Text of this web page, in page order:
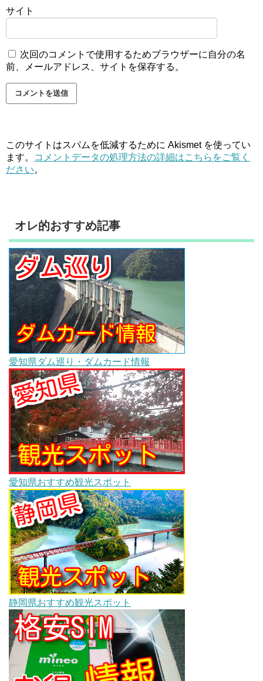
サイト
次回のコメントで使用するためブラウザーに自分の名
前、メールアドレス、サイトを保存する。
このサイトはスパムを低減するために Akismet を使ってい
ます。
コメントデータの処理方法の詳細はこちらをご覧く
ださい。
オレ的おすすめ記事
愛知県ダム巡り・ダムカード情報
愛知県おすすめ観光スポット
静岡県おすすめ観光スポット